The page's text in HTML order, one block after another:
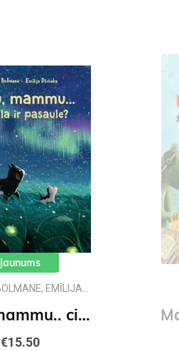
Jaunums
EMĪLIJA
Klau, mammu.. ciik liela ir pasaule?
€15.50